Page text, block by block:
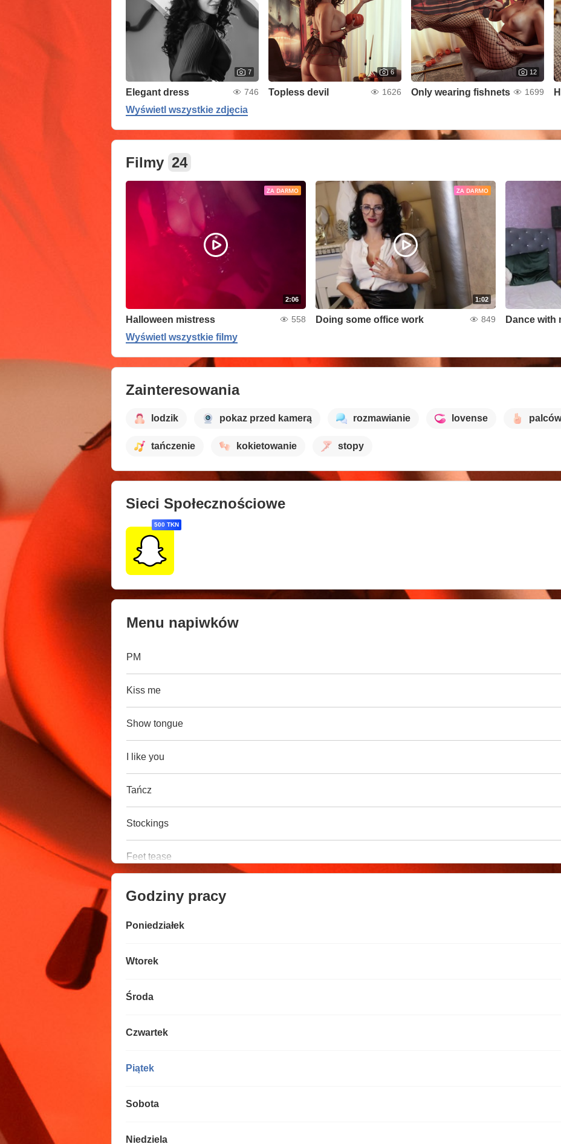
7
Elegant dress 746
6
Topless devil 1626
12
Only wearing fishnets 1699
Wyświetl wszystkie zdjęcia
Filmy 24
ZA DARMO
2:06
Halloween mistress 558
ZA DARMO
1:02
Doing some office work 849 Dance with
Wyświetl wszystkie filmy
Zainteresowania
lodzik pokaz przed kamerą rozmawianie lovense
tańczenie kokietowanie stopy
Sieci Społecznościowe
500 TKN
Menu napiwków
PM
Kiss me
Show tongue
I like you
Tańcz
Stockings
Feet tease
Godziny pracy
Poniedziałek
Wtorek
Środa
Czwartek
Piątek
Sobota
Niedziela